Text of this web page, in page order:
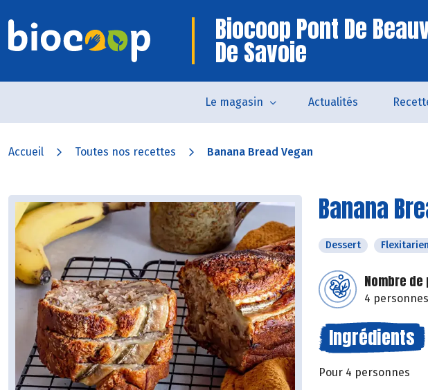
Biocoop Pont De
De Savoie
Le magasin Actualités
Accueil Toutes nos recettes Banana Bread Vegan
Banana
Dessert Flexitarien
Nombre
4 personnes
Ingrédients
Pour 4 personnes